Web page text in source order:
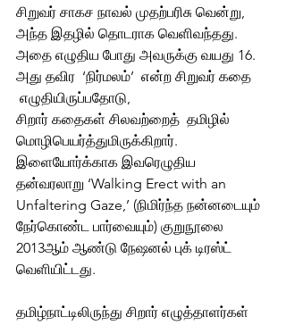
சிறுவர் சாகச நாவல் முதற்பரிசு வென்று,
அந்த இதழில் தொடராக வெளிவந்தது.
அதை எழுதிய போது அவருக்கு வயது 16.
அது தவிர  ‘நிர்மலம்’  என்ற சிறுவர் கதை
எழுதியிருப்பதோடு,
சிறார் கதைகள் சிலவற்றைத்  தமிழில்
மொழிபெயர்த்துமிருக்கிறார்.
இளையோர்க்காக இவரெழுதிய
தன்வரலாறு ‘Walking Erect with an
Unfaltering Gaze,’ (நிமிர்ந்த நன்னடையும்
நேர்கொண்ட பார்வையும்) குறுநூலை
2013ஆம் ஆண்டு நேஷனல் புக் டிரஸ்ட்
வெளியிட்டது.
தமிழ்நாட்டிலிருந்து சிறார் எழுத்தாளர்கள்